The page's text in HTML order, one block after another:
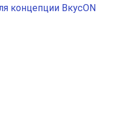
концепции ВкусON